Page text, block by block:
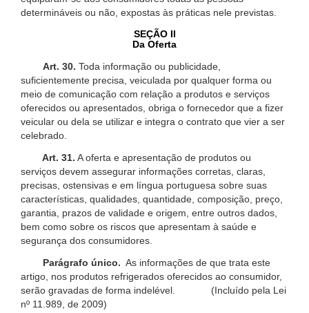
determináveis ou não, expostas às práticas nele previstas.
SEÇÃO II
Da Oferta
Art. 30. Toda informação ou publicidade,
suficientemente precisa, veiculada por qualquer forma ou
meio de comunicação com relação a produtos e serviços
oferecidos ou apresentados, obriga o fornecedor que a fizer
veicular ou dela se utilizar e integra o contrato que vier a ser
celebrado.
Art. 31. A oferta e apresentação de produtos ou
serviços devem assegurar informações corretas, claras,
precisas, ostensivas e em língua portuguesa sobre suas
características, qualidades, quantidade, composição, preço,
garantia, prazos de validade e origem, entre outros dados,
bem como sobre os riscos que apresentam à saúde e
segurança dos consumidores.
Parágrafo único. As informações de que trata este
artigo, nos produtos refrigerados oferecidos ao consumidor,
serão gravadas de forma indelével. (Incluído pela Lei
nº 11.989, de 2009)